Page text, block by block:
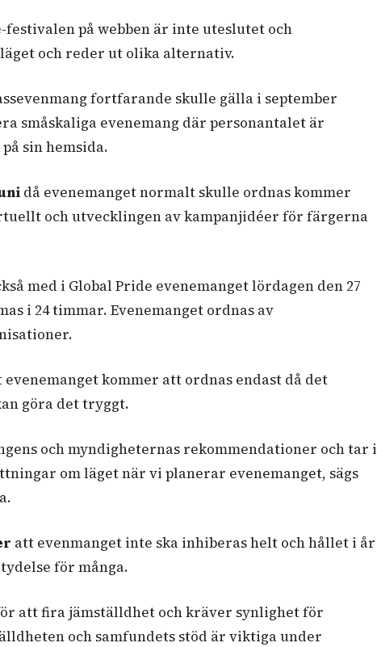
på webben är inte uteslutet och
och reder ut olika alternativ.
fortfarande skulle gälla i september
småskaliga evenemang där personantalet är
sin hemsida.
då evenemanget normalt skulle ordnas kommer
och utvecklingen av kampanjidéer för färgerna
med i Global Pride evenemanget lördagen den 27
i 24 timmar. Evenemanget ordnas av
evenemanget kommer att ordnas endast då det
göra det tryggt.
och myndigheternas rekommendationer och tar i
om läget när vi planerar evenemanget, sägs
att evenmanget inte ska inhiberas helt och hållet i år
för många.
att fira jämställdhet och kräver synlighet för
och samfundets stöd är viktiga under